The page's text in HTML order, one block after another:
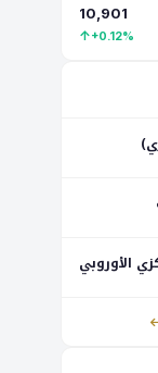
10,901
↑+0.12%
الأوروبي